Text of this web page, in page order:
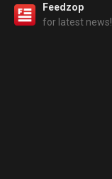
Feedzop
for latest news!